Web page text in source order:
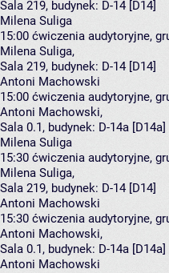
Sala 219, budynek: D-14 [D14]
Milena Suliga
15:00 ćwiczenia audytoryjne,
Milena Suliga,
Sala 219, budynek: D-14 [D14]
Antoni Machowski
15:00 ćwiczenia audytoryjne,
Antoni Machowski,
Sala 0.1, budynek: D-14a [D14a]
Milena Suliga
15:30 ćwiczenia audytoryjne,
Milena Suliga,
Sala 219, budynek: D-14 [D14]
Antoni Machowski
15:30 ćwiczenia audytoryjne,
Antoni Machowski,
Sala 0.1, budynek: D-14a [D14a]
Antoni Machowski